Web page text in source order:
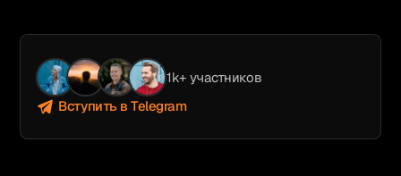
1k+ участников
Вступить в Telegram